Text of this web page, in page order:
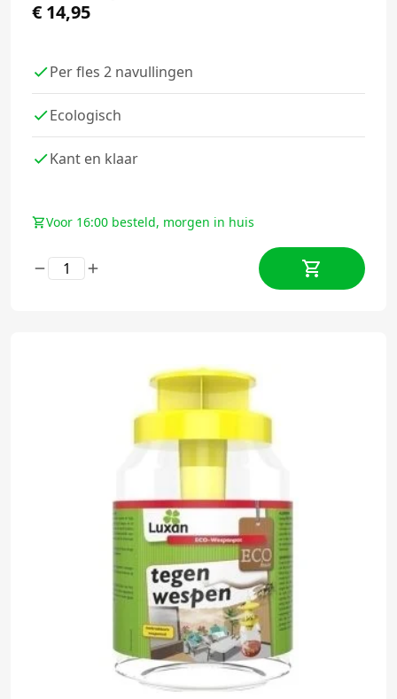
€ 14,95
Per fles 2 navullingen
Ecologisch
Kant en klaar
Voor 16:00 besteld, morgen in huis